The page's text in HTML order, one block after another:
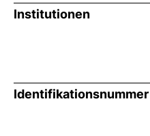
Institutionen
Identifikationsnummer